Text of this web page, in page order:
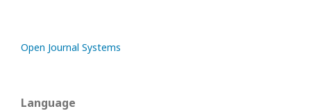
Open Journal Systems
Language